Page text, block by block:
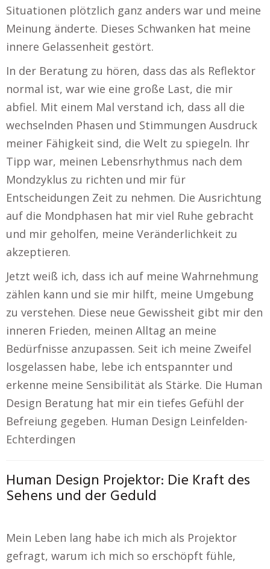
Situationen plötzlich ganz anders war und meine
Meinung änderte. Dieses Schwanken hat meine
innere Gelassenheit gestört.
In der Beratung zu hören, dass das als Reflektor
normal ist, war wie eine große Last, die mir
abfiel. Mit einem Mal verstand ich, dass all die
wechselnden Phasen und Stimmungen Ausdruck
meiner Fähigkeit sind, die Welt zu spiegeln. Ihr
Tipp war, meinen Lebensrhythmus nach dem
Mondzyklus zu richten und mir für
Entscheidungen Zeit zu nehmen. Die Ausrichtung
auf die Mondphasen hat mir viel Ruhe gebracht
und mir geholfen, meine Veränderlichkeit zu
akzeptieren.
Jetzt weiß ich, dass ich auf meine Wahrnehmung
zählen kann und sie mir hilft, meine Umgebung
zu verstehen. Diese neue Gewissheit gibt mir den
inneren Frieden, meinen Alltag an meine
Bedürfnisse anzupassen. Seit ich meine Zweifel
losgelassen habe, lebe ich entspannter und
erkenne meine Sensibilität als Stärke. Die Human
Design Beratung hat mir ein tiefes Gefühl der
Befreiung gegeben. Human Design Leinfelden-
Echterdingen
Human Design Projektor: Die Kraft des
Sehens und der Geduld
Mein Leben lang habe ich mich als Projektor
gefragt, warum ich mich so erschöpft fühle,